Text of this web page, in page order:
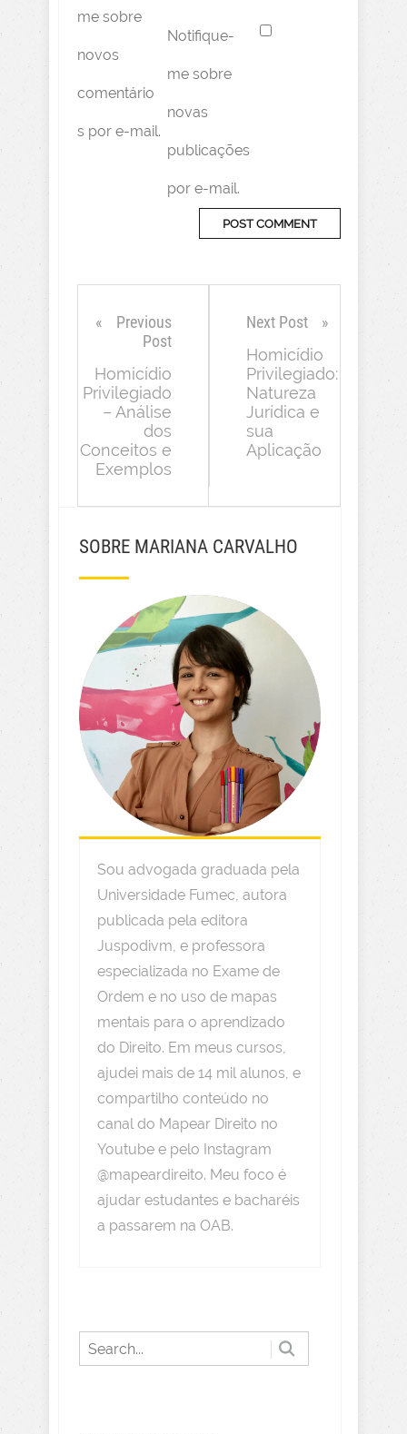
me sobre
novos
comentário
s por e-mail.
Notifique-
me sobre
novas
publicações
por e-mail.
Previous
Post
Homicídio
Privilegiado
– Análise
dos
Conceitos e
Exemplos
Next Post
Homicídio
Privilegiado:
Natureza
Jurídica e
sua
Aplicação
SOBRE MARIANA CARVALHO
Sou advogada graduada pela
Universidade Fumec, autora
publicada pela editora
Juspodivm, e professora
especializada no Exame de
Ordem e no uso de mapas
mentais para o aprendizado
do Direito. Em meus cursos,
ajudei mais de 14 mil alunos, e
compartilho conteúdo no
canal do Mapear Direito no
Youtube e pelo Instagram
@mapeardireito. Meu foco é
ajudar estudantes e bacharéis
a passarem na OAB.